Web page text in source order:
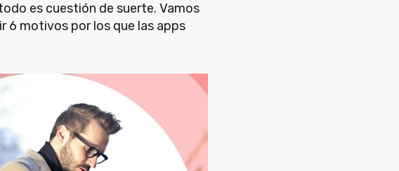
es cuestión de suerte. Vamos
6 motivos por los que las apps